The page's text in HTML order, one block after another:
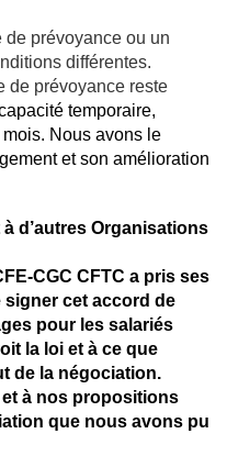
de prévoyance ou un
différentes.
de prévoyance reste
temporaire,
mois. Nous avons le
et son amélioration
d’autres Organisations
CGC CFTC a pris ses
signer cet accord de
pour les salariés
la loi et à ce que
de la négociation.
et à nos propositions
que nous avons pu